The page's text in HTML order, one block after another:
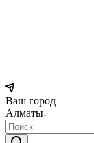
Ваш город
Алматы